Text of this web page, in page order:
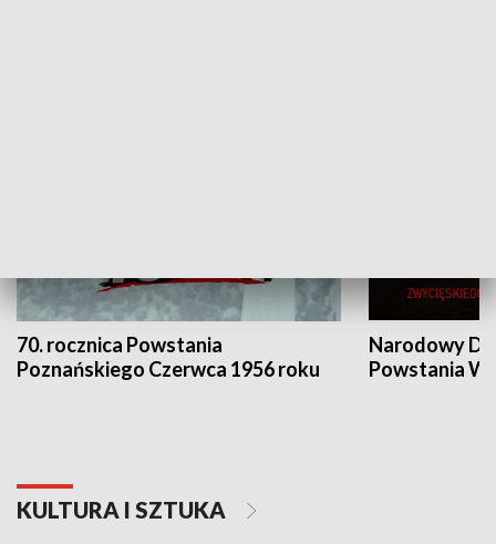
70. rocznica Powstania
Poznańskiego Czerwca 1956 roku
Narodowy
Powstania
KULTURA I SZTUKA